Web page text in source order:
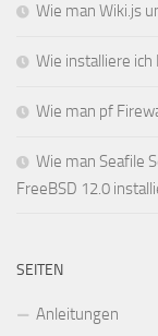
Wie man Wiki.js
Wie installiere
Wie man pf
Wie man Seafile
FreeBSD 12.0
SEITEN
Anleitungen